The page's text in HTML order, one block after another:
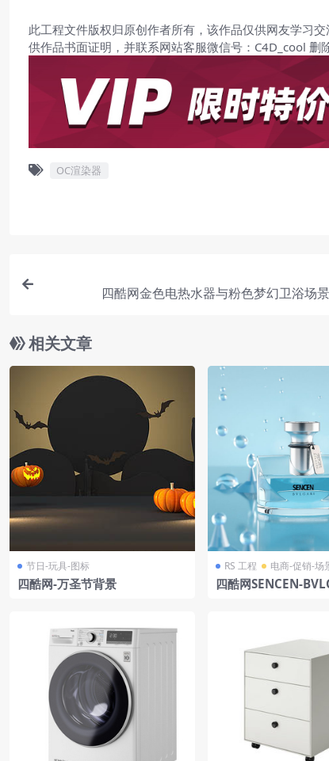
此工程文件版权归原创作者所有，该作品仅供网友学习
供作品书面证明，并联系网站客服微信号：C4D_cool 删
OC渲染器
四酷网金色电热水器与粉色梦幻卫浴场
相关文章
节日-玩具-图标
四酷网-万圣节背景
RS 工程 电商-促销-场
四酷网SENCEN-